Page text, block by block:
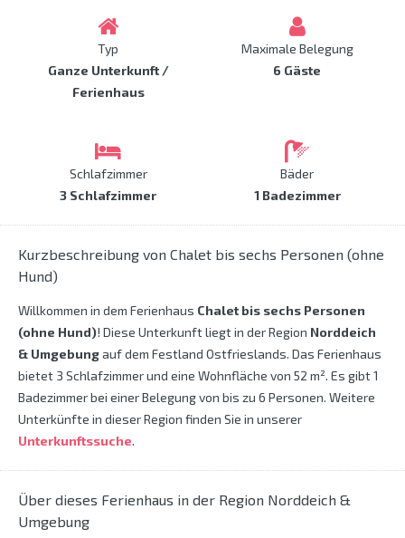
Typ
Ganze Unterkunft /
Ferienhaus
Maximale Belegung
6 Gäste
Schlafzimmer
3 Schlafzimmer
Bäder
1 Badezimmer
Kurzbeschreibung von Chalet bis sechs Personen (ohne
Hund)
Willkommen in dem Ferienhaus Chalet bis sechs Personen
(ohne Hund)! Diese Unterkunft liegt in der Region Norddeich
& Umgebungauf dem Festland Ostfrieslands. Das Ferienhaus
bietet 3 Schlafzimmer und eine Wohnfläche von 52 m². Es gibt 1
Badezimmer bei einer Belegung von bis zu 6 Personen. Weitere
Unterkünfte in dieser Region finden Sie in unserer
Unterkunftssuche.
Über dieses Ferienhaus in der Region Norddeich &
Umgebung